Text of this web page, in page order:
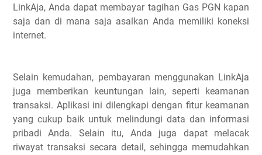
LinkAja, Anda dapat membayar tagihan Gas PGN kapan
saja dan di mana saja asalkan Anda memiliki koneksi
internet.
Selain kemudahan, pembayaran menggunakan LinkAja
juga memberikan keuntungan lain, seperti keamanan
transaksi. Aplikasi ini dilengkapi dengan fitur keamanan
yang cukup baik untuk melindungi data dan informasi
pribadi Anda. Selain itu, Anda juga dapat melacak
riwayat transaksi secara detail, sehingga memudahkan